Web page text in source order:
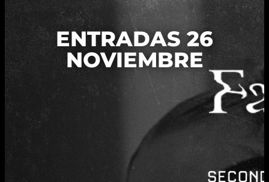
ENTRADAS 26
NOVIEMBRE